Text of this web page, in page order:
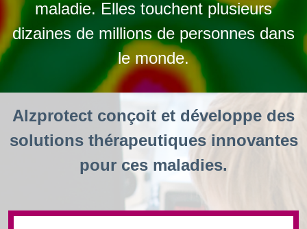
maladie. Elles touchent plusieurs
dizaines de millions de personnes dans
le monde.
Alzprotect conçoit et développe des
solutions thérapeutiques innovantes
pour ces maladies.